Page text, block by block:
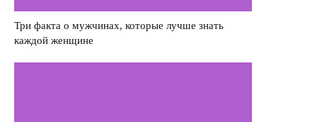
Три факта о мужчинах, которые лучше знать
каждой женщине
Деньги
Насилие в семье